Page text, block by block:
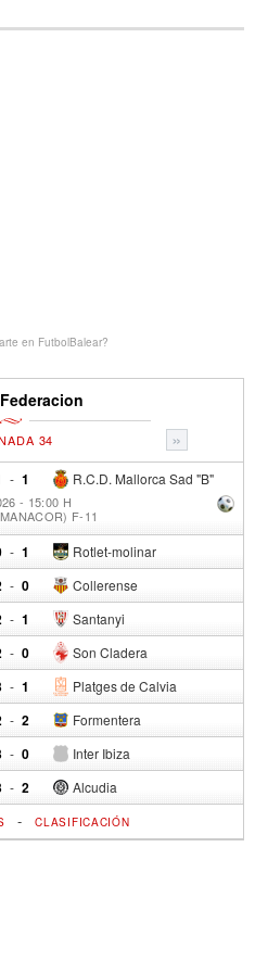
en FutbolBalear?
»
34
- R.C.D. Mallorca Sad "B"
1
- 15:00 H
F-11
- Rotlet-molinar
1
- Collerense
0
- Santanyi
1
- Son Cladera
0
- Platges de Calvia
1
- Formentera
2
- Inter Ibiza
0
- Alcudia
2
-CLASIFICACIÓN